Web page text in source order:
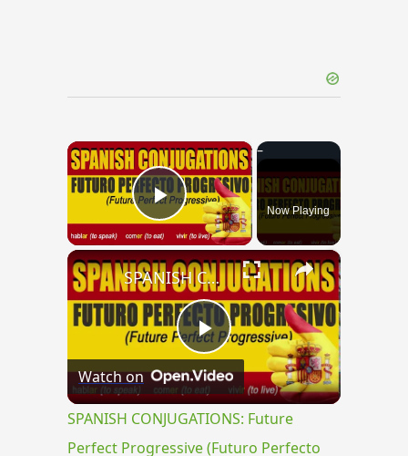
×
Play VideoNow Playing
×
Play
Video
SPANISH CONJUGATIONS: Future Perfect Progressive (Futuro Perfecto Progresivo)
Watch on
SPANISH CONJUGATIONS: Future
Perfect Progressive (Futuro Perfecto